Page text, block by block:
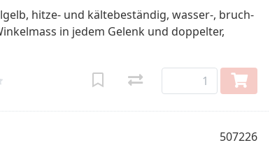
hitze- und kältebeständig, wasser-, bruch-
in jedem Gelenk und doppelter,
507226